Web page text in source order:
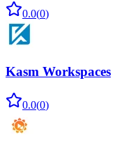
0.0(0)
Kasm Workspaces
0.0(0)